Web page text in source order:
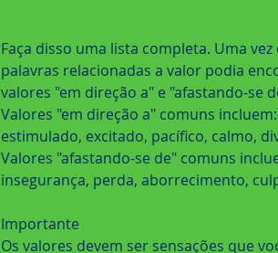
Faça disso uma lista completa. Uma
palavras relacionadas a valor podia
valores "em direção a" e "afastando-se
Valores "em direção a" comuns
estimulado, excitado, pacífico, calmo,
Valores "afastando-se de" comuns
insegurança, perda, aborrecimento,
Importante
Os valores devem ser sensações que